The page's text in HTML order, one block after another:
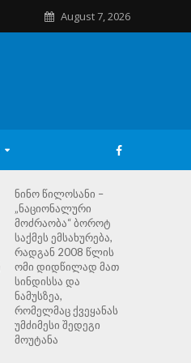
August 7, 2026
ნინო წილოსანი –
„ნაციონალური
მოძრაობა“ ბოროტ
საქმეს ემსახურება,
რადგან 2008 წლის
ომი დიდწილად მათ
სინდისსა და
ნამუსზეა,
რომელმაც ქვეყანას
უმძიმესი შედეგი
მოუტანა